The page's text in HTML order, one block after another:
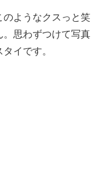
のようなクスっと笑
。思わずつけて写真
イです。